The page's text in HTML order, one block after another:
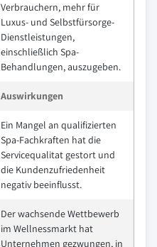
Verbrauchern, mehr für
Luxus- und Selbstfürsorge-
Dienstleistungen,
einschließlich Spa-
Behandlungen, auszugeben.
Auswirkungen
Ein Mangel an qualifizierten
Spa-Fachkraften hat die
Servicequalitat gestort und
die Kundenzufriedenheit
negativ beeinflusst.
Der wachsende Wettbewerb
im Wellnessmarkt hat
Unternehmen gezwungen, in